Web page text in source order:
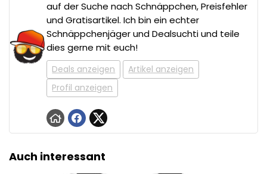
auf der Suche nach Schnäppchen, Preisfehler
und Gratisartikel. Ich bin ein echter
Schnäppchenjäger und Dealsuchti und teile
dies gerne mit euch!
Deals anzeigen
Artikel anzeigen
Profil anzeigen
Auch interessant